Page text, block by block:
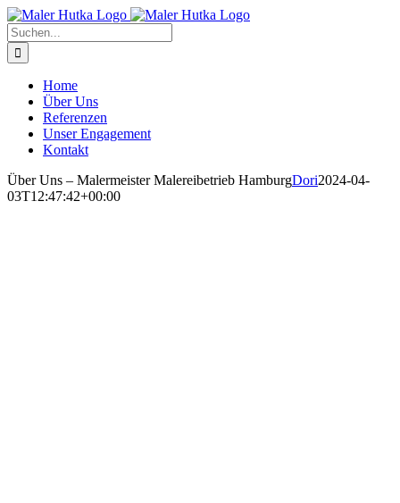
Zum
Inhalt
springen
Suche
nach:
Home
Über Uns
Referenzen
Unser Engagement
Kontakt
Über Uns – Malermeister Malereibetrieb HamburgDori2024-04-
03T12:47:42+00:00